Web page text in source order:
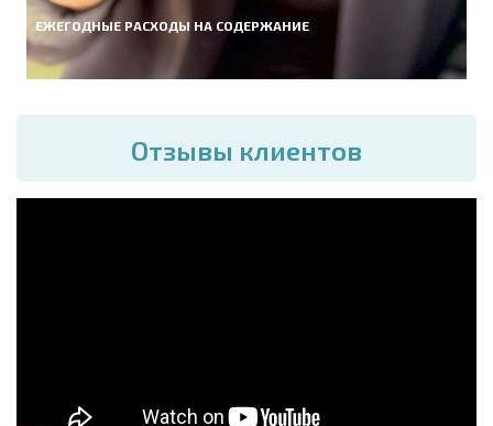
ЕЖЕГОДНЫЕ РАСХОДЫ НА СОДЕРЖАНИЕ
Отзывы клиентов